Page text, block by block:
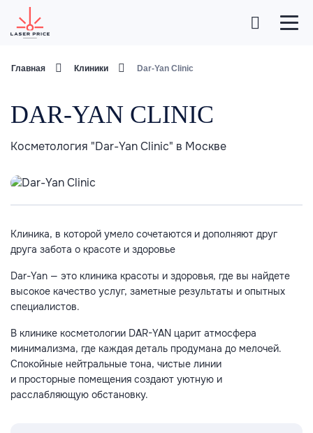
Главная Клиники Dar-Yan Clinic
DAR-YAN CLINIC
Косметология "Dar-Yan Clinic" в Москве
Клиника, в которой умело сочетаются и дополняют друг
друга забота о красоте и здоровье
Dar-Yan — это клиника красоты и здоровья, где вы найдете
высокое качество услуг, заметные результаты и опытных
специалистов.
В клинике косметологии DAR-YAN царит атмосфера
минимализма, где каждая деталь продумана до мелочей.
Спокойные нейтральные тона, чистые линии
и просторные помещения создают уютную и
расслабляющую обстановку.